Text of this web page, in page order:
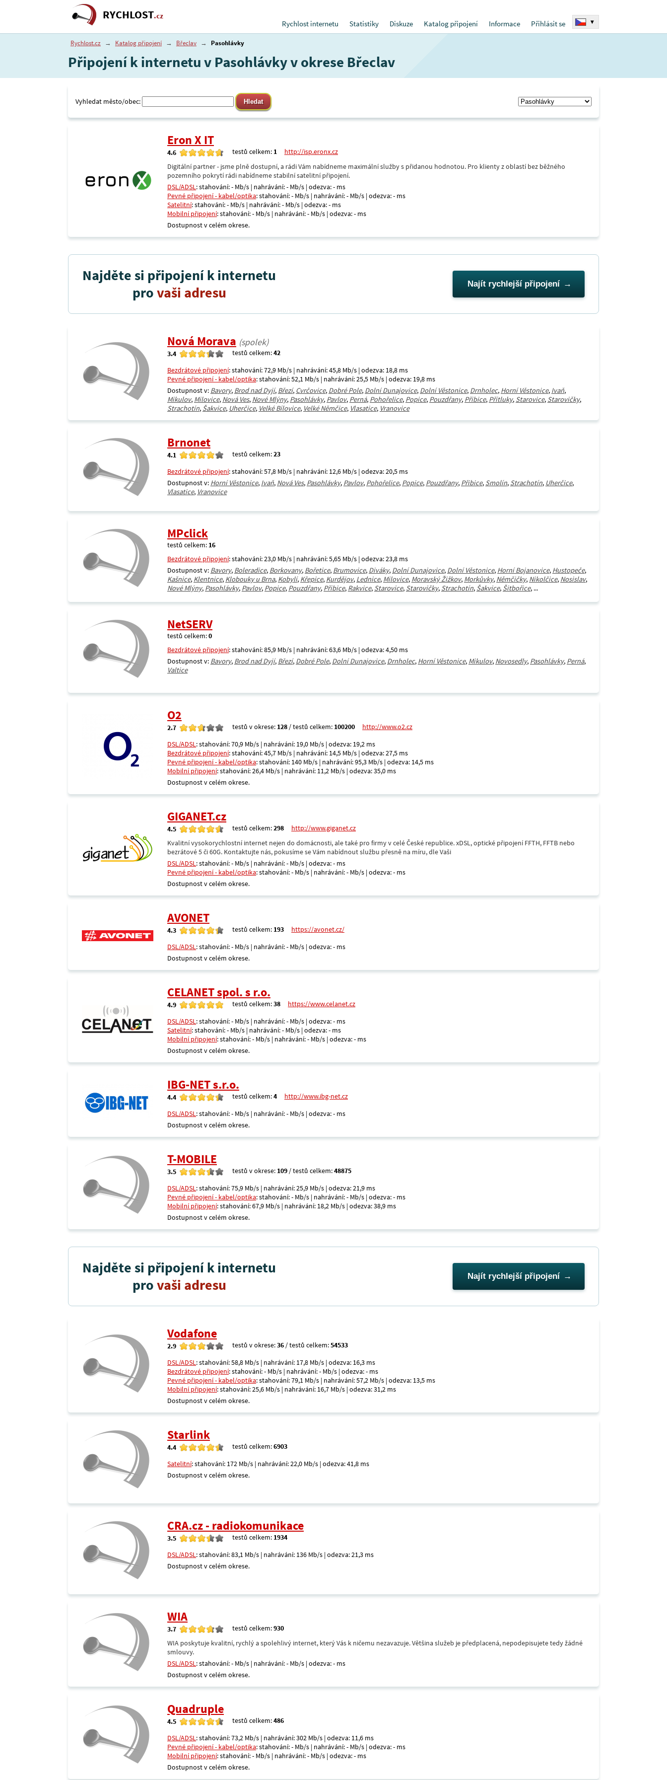
RYCHLOST.cz
Rychlost internetu
Statistiky Diskuze Katalog připojení Informace Přihlásit se ▾
Rychlost.cz → Katalog připojení → Břeclav → Pasohlávky
Připojení k internetu v Pasohlávky v okrese Břeclav
Vyhledat město/obec:
Eron X IT
4.6 testů celkem: 1
http://isp.eronx.cz
Digitální partner - jsme plně dostupní, a rádi Vám nabídneme maximální služby s přidanou hodnotou. Pro klienty z oblastí bez běžného
pozemního pokrytí rádi nabídneme stabilní satelitní připojení.
DSL/ADSL: stahování: - Mb/s | nahrávání: - Mb/s | odezva: - ms
Pevné připojení - kabel/optika: stahování: - Mb/s | nahrávání: - Mb/s | odezva: - ms
Satelitní: stahování: - Mb/s | nahrávání: - Mb/s | odezva: - ms
Mobilní připojení: stahování: - Mb/s | nahrávání: - Mb/s | odezva: - ms
Dostupnost v celém okrese.
Najděte si připojení k internetu
provaši adresu Najít rychlejší připojení
Nová Morava (spolek)
3.4 testů celkem:42
Bezdrátové připojení: stahování: 72,9 Mb/s | nahrávání: 45,8 Mb/s | odezva: 18,8 ms
Pevné připojení - kabel/optika: stahování: 52,1 Mb/s | nahrávání: 25,5 Mb/s | odezva: 19,8 ms
Dostupnost v: Bavory, Brod nad Dyjí, Březí, Cvrčovice, Dobré Pole, Dolní Dunajovice, Dolní Věstonice, Drnholec, Horní Věstonice, Ivaň,
Mikulov, Milovice, Nová Ves, Nové Mlýny, Pasohlávky, Pavlov, Perná, Pohořelice, Popice, Pouzdřany, Přibice, Přítluky, Starovice, Starovičky,
Strachotín, Šakvice, Uherčice, Velké Bílovice, Velké Němčice, Vlasatice, Vranovice
Brnonet
4.1 testů celkem:23
Bezdrátové připojení: stahování: 57,8 Mb/s | nahrávání: 12,6 Mb/s | odezva: 20,5 ms
Dostupnost v: Horní Věstonice, Ivaň, Nová Ves, Pasohlávky, Pavlov, Pohořelice, Popice, Pouzdřany, Přibice, Smolín, Strachotín, Uherčice,
Vlasatice, Vranovice
MPclick
testů celkem: 16
Bezdrátové připojení: stahování: 23,0 Mb/s | nahrávání: 5,65 Mb/s | odezva: 23,8 ms
Dostupnost v: Bavory, Boleradice, Borkovany, Bořetice, Brumovice, Diváky, Dolní Dunajovice, Dolní Věstonice, Horní Bojanovice, Hustopeče,
Kašnice, Klentnice, Klobouky u Brna, Kobylí, Křepice, Kurdějov, Lednice, Milovice, Moravský Žižkov, Morkůvky, Němčičky, Nikolčice, Nosislav,
Nové Mlýny, Pasohlávky, Pavlov, Popice, Pouzdřany, Přibice, Rakvice, Starovice, Starovičky, Strachotín, Šakvice, Šitbořice, ...
NetSERV
testů celkem:0
Bezdrátové připojení: stahování: 85,9 Mb/s | nahrávání: 63,6 Mb/s | odezva: 4,50 ms
Dostupnost v: Bavory, Brod nad Dyjí, Březí, Dobré Pole, Dolní Dunajovice, Drnholec, Horní Věstonice, Mikulov, Novosedly, Pasohlávky, Perná,
Valtice
O2
2.7 testů v okrese: 128 / testů celkem: 100200
http://www.o2.cz
DSL/ADSL: stahování: 70,9 Mb/s | nahrávání: 19,0 Mb/s | odezva: 19,2 ms
Bezdrátové připojení: stahování: 45,7 Mb/s | nahrávání: 14,5 Mb/s | odezva: 27,5 ms
Pevné připojení - kabel/optika: stahování: 140 Mb/s | nahrávání: 95,3 Mb/s | odezva: 14,5 ms
Mobilní připojení: stahování: 26,4 Mb/s | nahrávání: 11,2 Mb/s | odezva: 35,0 ms
Dostupnost v celém okrese.
GIGANET.cz
4.5 testů celkem:298
http://www.giganet.cz
Kvalitní vysokorychlostní internet nejen do domácnosti, ale také pro firmy v celé České republice. xDSL, optické připojení FFTH, FFTB nebo
bezrátové 5 či 60G. Kontaktujte nás, pokusíme se Vám nabídnout službu přesně na míru, dle Vaši
DSL/ADSL: stahování: - Mb/s | nahrávání: - Mb/s | odezva: - ms
Pevné připojení - kabel/optika: stahování: - Mb/s | nahrávání: - Mb/s | odezva: - ms
Dostupnost v celém okrese.
AVONET
4.3 testů celkem: 193
https://avonet.cz/
DSL/ADSL: stahování: - Mb/s | nahrávání: - Mb/s | odezva: - ms
Dostupnost v celém okrese.
CELANET spol. s r.o.
4.9 testů celkem:38
https://www.celanet.cz
DSL/ADSL: stahování: - Mb/s | nahrávání: - Mb/s | odezva: - ms
Satelitní: stahování: - Mb/s | nahrávání: - Mb/s | odezva: - ms
Mobilní připojení: stahování: - Mb/s | nahrávání: - Mb/s | odezva: - ms
Dostupnost v celém okrese.
IBG-NET s.r.o.
4.4 testů celkem:4
http://www.ibg-net.cz
DSL/ADSL: stahování: - Mb/s | nahrávání: - Mb/s | odezva: - ms
Dostupnost v celém okrese.
T-MOBILE
3.5 testů v okrese: 109 / testů celkem:48875
DSL/ADSL: stahování: 75,9 Mb/s | nahrávání: 25,9 Mb/s | odezva: 21,9 ms
Pevné připojení - kabel/optika: stahování: - Mb/s | nahrávání: - Mb/s | odezva: - ms
Mobilní připojení: stahování: 67,9 Mb/s | nahrávání: 18,2 Mb/s | odezva: 38,9 ms
Dostupnost v celém okrese.
Najděte si připojení k internetu
provaši adresu Najít rychlejší připojení
Vodafone
2.9 testů v okrese:36 / testů celkem:54533
DSL/ADSL: stahování: 58,8 Mb/s | nahrávání: 17,8 Mb/s | odezva: 16,3 ms
Bezdrátové připojení: stahování: - Mb/s | nahrávání: - Mb/s | odezva: - ms
Pevné připojení - kabel/optika: stahování: 79,1 Mb/s | nahrávání: 57,2 Mb/s | odezva: 13,5 ms
Mobilní připojení: stahování: 25,6 Mb/s | nahrávání: 16,7 Mb/s | odezva: 31,2 ms
Dostupnost v celém okrese.
Starlink
4.4 testů celkem:6903
Satelitní: stahování: 172 Mb/s | nahrávání: 22,0 Mb/s | odezva: 41,8 ms
Dostupnost v celém okrese.
CRA.cz - radiokomunikace
3.5 testů celkem: 1934
DSL/ADSL: stahování: 83,1 Mb/s | nahrávání: 136 Mb/s | odezva: 21,3 ms
Dostupnost v celém okrese.
WIA
3.7 testů celkem:930
WIA poskytuje kvalitní, rychlý a spolehlivý internet, který Vás k ničemu nezavazuje. Většina služeb je předplacená, nepodepisujete tedy žádné
smlouvy.
DSL/ADSL: stahování: - Mb/s | nahrávání: - Mb/s | odezva: - ms
Dostupnost v celém okrese.
Quadruple
4.5 testů celkem:486
DSL/ADSL: stahování: 73,2 Mb/s | nahrávání: 302 Mb/s | odezva: 11,6 ms
Pevné připojení - kabel/optika: stahování: - Mb/s | nahrávání: - Mb/s | odezva: - ms
Mobilní připojení: stahování: - Mb/s | nahrávání: - Mb/s | odezva: - ms
Dostupnost v celém okrese.